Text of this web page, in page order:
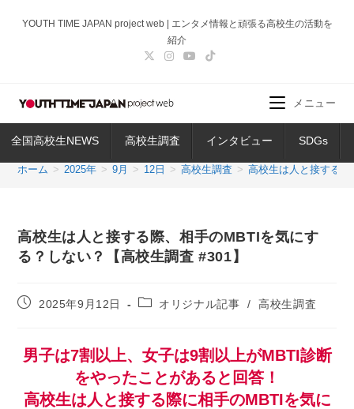
ス
ッ
YOUTH TIME JAPAN project web | エンタメ情報と頑張る高校生の活動を
紹介
全国高校生NEWS 高校生調査 インタビュー SDGs
メニュー
ホーム > 2025年 > 9月 > 12日 > 高校生調査 > 高校生は人と接する
高校生は人と接する際、相手のMBTIを気にす
る？しない？【高校生調査 #301】
投
開
日:
2025年9月12日
投
テ
ゴ
リ
ー:
オリジナル記事 / 高校生調査
男子は7割以上、女子は9割以上がMBTI診断
をやったことがあると回答！
高校生は人と接する際に相手のMBTIを気に